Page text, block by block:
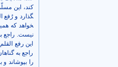
خواهد که
نیست. راجع
این رفع
راجع به
را بپوشاند و